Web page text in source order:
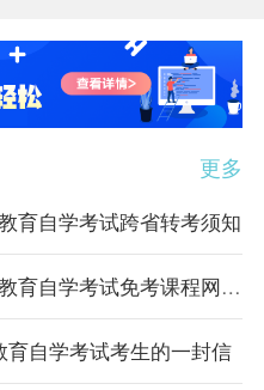
更多
育自学考试跨省转考须知
山东省2024年上半年高等教育自学考试免考课程网上申请考生须知
自学考试考生的一封信